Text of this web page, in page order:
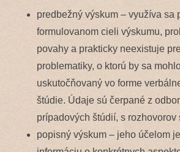
predbežný výskum – využíva sa
formulovanom cieli výskumu,
povahy a prakticky neexistuje
problematiky, o ktorú by sa
uskutočňovaný vo forme
štúdie. Údaje sú čerpané z
prípadových štúdií, s rozhovorov
popisný výskum – jeho účelom